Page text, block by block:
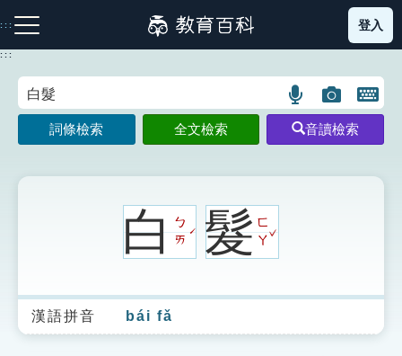
到
主
:::
注音索引圖示 筆畫索引圖示 部首索引表圖示
生字詞彙表
登入
:::
語
言
搜
圖
片
搜
開
鍵
圖
詞條檢索 全文檢索 音讀檢索
白ㄅ
ㄞ
ˊ 髮ㄈ
ㄚ
ˇ
漢語拼音 bái fǎ